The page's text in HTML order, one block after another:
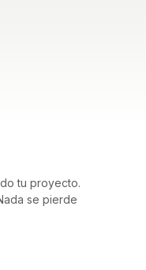
tu proyecto.
se pierde